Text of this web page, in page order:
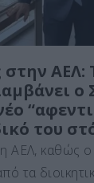
ΑΕΛ:
ο
του
ΑΕΛ, καθώς ο
τα